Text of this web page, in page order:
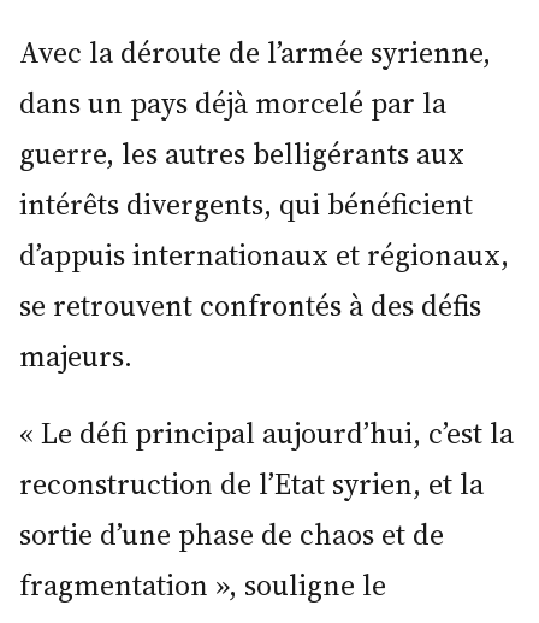
Avec la déroute de l’armée syrienne,
dans un pays déjà morcelé par la
guerre, les autres belligérants aux
intérêts divergents, qui bénéficient
d’appuis internationaux et régionaux,
se retrouvent confrontés à des défis
majeurs.
« Le défi principal aujourd’hui, c’est la
reconstruction de l’Etat syrien, et la
sortie d’une phase de chaos et de
fragmentation », souligne le